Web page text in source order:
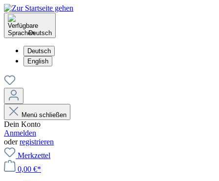
Deutsch
Deutsch
English
Menü schließen
Dein Konto
Anmelden
oderregistrieren
Merkzettel
0,00 €*